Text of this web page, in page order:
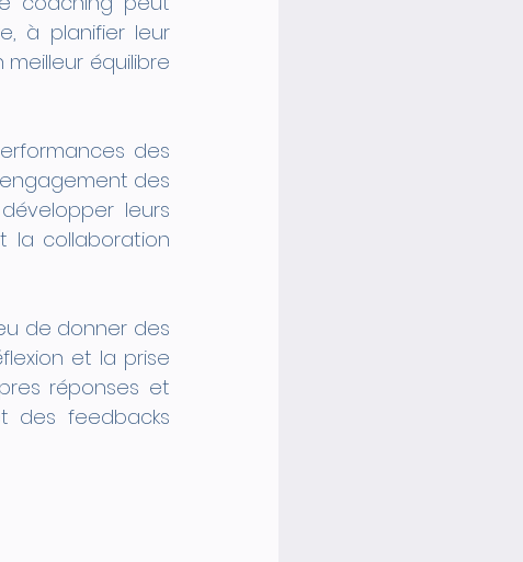
à planifier leur
équilibre
des
des
leurs
la collaboration
de donner des
et la prise
réponses et
des feedbacks